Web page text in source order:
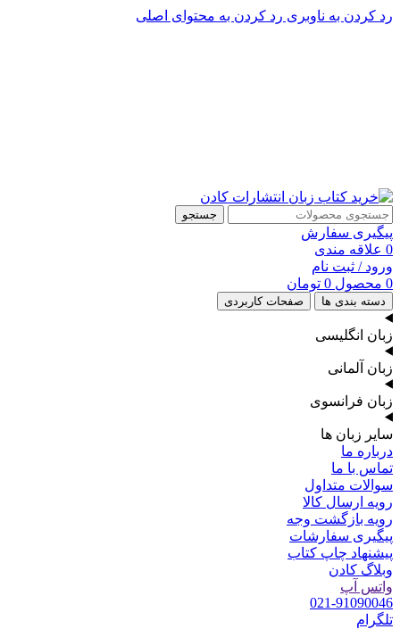
رد کردن به ناوبری رد کردن به محتوای اصلی
جستجو
پیگیری سفارش
0 علاقه مندی
ورود / ثبت نام
0 محصول 0 تومان
دسته بندی ها صفحات کاربردی
زبان انگلیسی
زبان آلمانی
زبان فرانسوی
سایر زبان ها
درباره ما
تماس با ما
سوالات متداول
رویه ارسال کالا
رویه بازگشت وجه
پیگیری سفارشات
پیشنهاد چاپ کتاب
وبلاگ کادن
واتس آپ
021-91090046
تلگرام